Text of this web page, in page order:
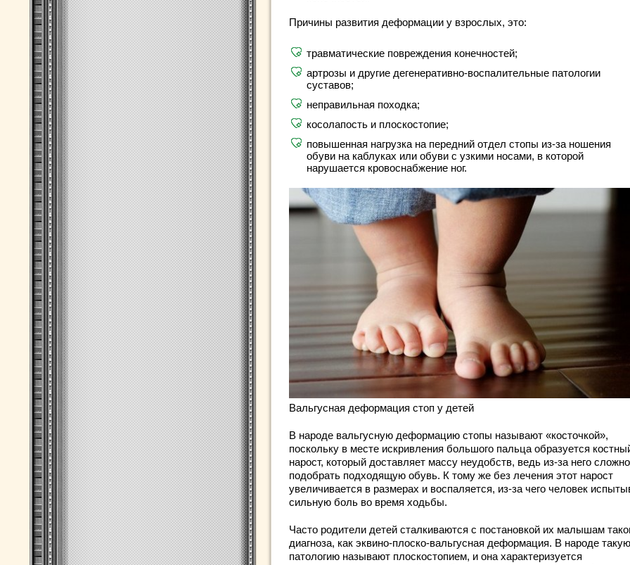
Причины развития деформации у взрослых, это:
травматические повреждения конечностей;
артрозы и другие дегенеративно-воспалительные патологии
суставов;
неправильная походка;
косолапость и плоскостопие;
повышенная нагрузка на передний отдел стопы из-за ношения
обуви на каблуках или обуви с узкими носами, в которой
нарушается кровоснабжение ног.
Вальгусная деформация стоп у детей
В народе вальгусную деформацию стопы называют «косточкой»,
поскольку в месте искривления большого пальца образуется
нарост, который доставляет массу неудобств, ведь из-за него сложно
подобрать подходящую обувь. К тому же без лечения этот нарост
увеличивается в размерах и воспаляется, из-за чего человек
сильную боль во время ходьбы.
Часто родители детей сталкиваются с постановкой их малышам
диагноза, как эквино-плоско-вальгусная деформация. В народе такую
патологию называют плоскостопием, и она характеризуется